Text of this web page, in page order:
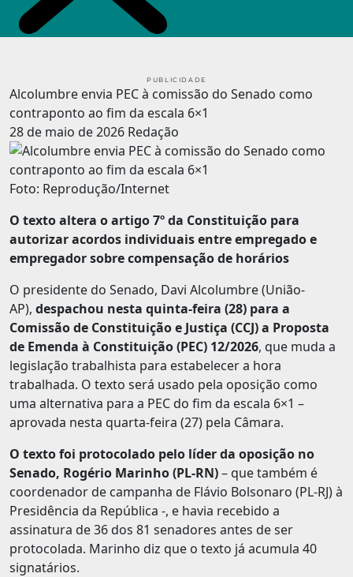
PUBLICIDADE
Alcolumbre envia PEC à comissão do Senado como
contraponto ao fim da escala 6×1
28 de maio de 2026 Redação
Foto: Reprodução/Internet
O texto altera o artigo 7º da Constituição para
autorizar acordos individuais entre empregado e
empregador sobre compensação de horários
O presidente do Senado, Davi Alcolumbre (União-
AP), despachou nesta quinta-feira (28) para a
Comissão de Constituição e Justiça (CCJ) a Proposta
de Emenda à Constituição (PEC) 12/2026, que muda a
legislação trabalhista para estabelecer a hora
trabalhada. O texto será usado pela oposição como
uma alternativa para a PEC do fim da escala 6×1 –
aprovada nesta quarta-feira (27) pela Câmara.
O texto foi protocolado pelo líder da oposição no
Senado, Rogério Marinho (PL-RN)– que também é
coordenador de campanha de Flávio Bolsonaro (PL-RJ) à
Presidência da República -, e havia recebido a
assinatura de 36 dos 81 senadores antes de ser
protocolada. Marinho diz que o texto já acumula 40
signatários.